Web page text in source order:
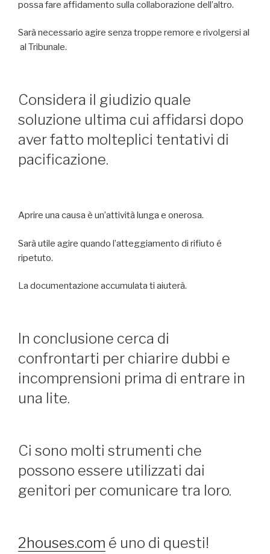
possa fare affidamento sulla collaborazione dell’altro.
Sarà necessario agire senza troppe remore e rivolgersi al
al Tribunale.
Considera il giudizio quale
soluzione ultima cui affidarsi dopo
aver fatto molteplici tentativi di
pacificazione.
Aprire una causa è un’attività lunga e onerosa.
Sarà utile agire quando l’atteggiamento di rifiuto é
ripetuto.
La documentazione accumulata ti aiuterà.
In conclusione cerca di
confrontarti per chiarire dubbi e
incomprensioni prima di entrare in
una lite.
Ci sono molti strumenti che
possono essere utilizzati dai
genitori per comunicare tra loro.
2houses.com é uno di questi!